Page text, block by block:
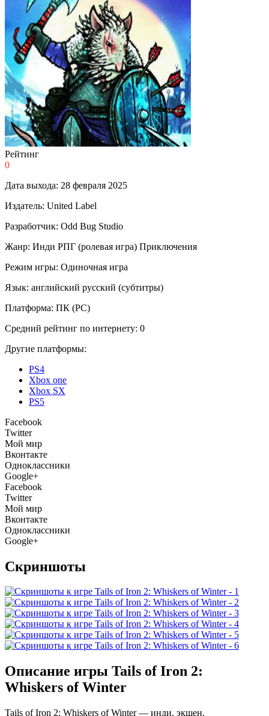
Рейтинг
0
Дата выхода: 28 февраля 2025
Издатель: United Label
Разработчик: Odd Bug Studio
Жанр: Инди РПГ (ролевая игра) Приключения
Режим игры: Одиночная игра
Язык: английский русский (субтитры)
Платформа: ПК (PC)
Средний рейтинг по интернету: 0
Другие платформы:
PS4
Xbox one
Xbox SX
PS5
Facebook
Twitter
Мой мир
Вконтакте
Одноклассники
Google+
Facebook
Twitter
Мой мир
Вконтакте
Одноклассники
Google+
Скриншоты
Описание игры Tails of Iron 2:
Whiskers of Winter
Tails of Iron 2: Whiskers of Winter — инди, экшен,